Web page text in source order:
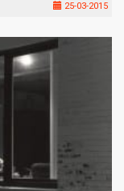
25-03-2015